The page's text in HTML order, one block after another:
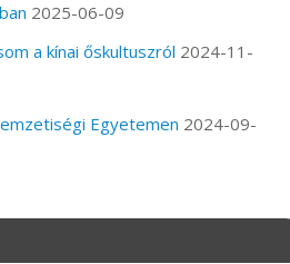
2025-06-09
a kínai őskultuszról 2024-11-
Egyetemen 2024-09-